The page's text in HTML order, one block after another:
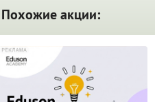
Похожие акции: